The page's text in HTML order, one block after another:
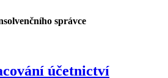
správce
účetnictví